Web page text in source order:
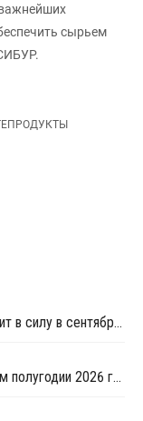
сырьем
Новый регламент по химпродукции вступит в силу в сентябре 2027 года
Число закрытых компаний в ПФО в первом полугодии 2026 года вдвое превысило число новых